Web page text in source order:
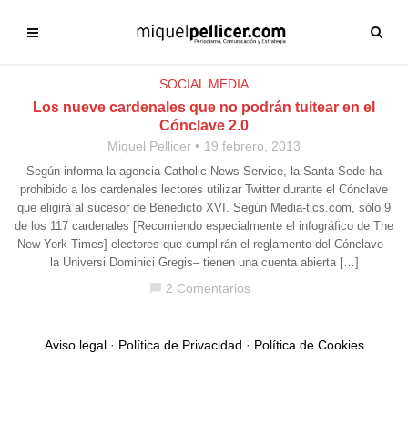
SOCIAL MEDIA
Los nueve cardenales que no podrán tuitear en el
Cónclave 2.0
Miquel Pellicer 19 febrero, 2013
Según informa la agencia Catholic News Service, la Santa Sede ha
prohibido a los cardenales lectores utilizar Twitter durante el Cónclave
que eligirá al sucesor de Benedicto XVI. Según Media-tics.com, sólo 9
de los 117 cardenales [Recomiendo especialmente el infográfico de The
New York Times] electores que cumplirán el reglamento del Cónclave -
la Universi Dominici Gregis– tienen una cuenta abierta […]
chat_bubble 2 Comentarios
Aviso legal· Política de Privacidad · Política de Cookies